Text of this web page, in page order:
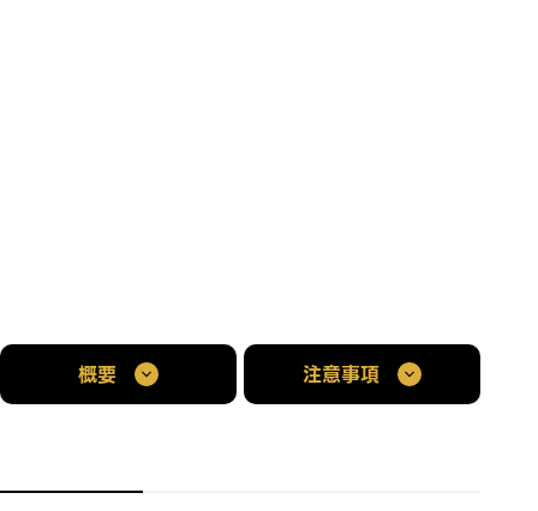
概要 注意事項